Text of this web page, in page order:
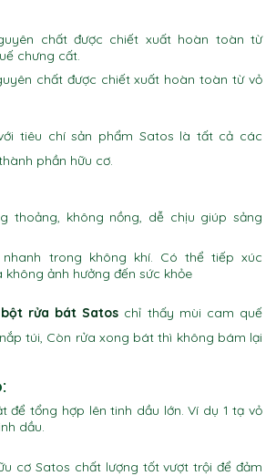
chất được chiết xuất hoàn toàn từ
chưng cất.
chất được chiết xuất hoàn toàn từ vỏ
tiêu chí sản phẩm Satos là tất cả các
phần hữu cơ.
thoảng, không nồng, dễ chịu giúp sảng
nhanh trong không khí. Có thể tiếp xúc
ảnh hưởng đến sức khỏe
bột rửa bát Satos chỉ thấy mùi cam quế
túi, Còn rửa xong bát thì không bám lại
để tổng hợp lên tinh dầu lớn. Ví dụ 1 tạ vỏ
dầu.
cơ Satos chất lượng tốt vượt trội để đảm